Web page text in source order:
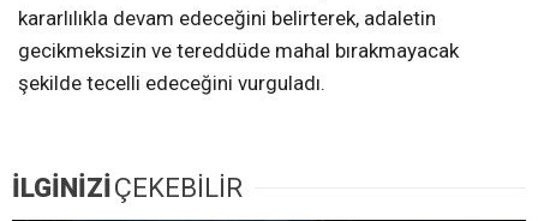
kararlılıkla devam edeceğini belirterek, adaletin
gecikmeksizin ve tereddüde mahal bırakmayacak
şekilde tecelli edeceğini vurguladı.
İLGİNİZİÇEKEBİLİR